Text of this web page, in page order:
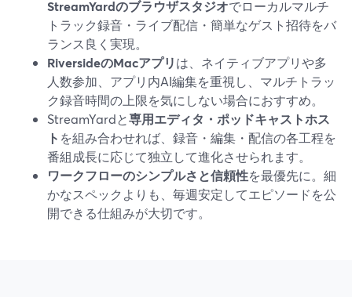
StreamYardのブラウザスタジオでローカルマルチ
トラック録音・ライブ配信・簡単なゲスト招待をバ
ランス良く実現。
RiversideのMacアプリは、ネイティブアプリや多
人数参加、アプリ内AI編集を重視し、マルチトラッ
ク録音時間の上限を気にしない場合におすすめ。
StreamYardと専用エディタ・ポッドキャストホス
ト を組み合わせれば、録音・編集・配信の各工程を
番組成長に応じて独立して進化させられます。
ワークフローのシンプルさと信頼性を最優先に。細
かなスペックよりも、毎週安定してエピソードを公
開できる仕組みが大切です。